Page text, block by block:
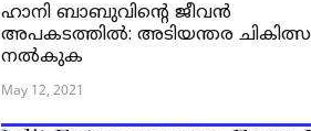
ഹാനി ബാബുവിന്റെ ജീവൻ
അപകടത്തിൽ: അടിയന്തര ചികിത്സ
നൽകുക
May 12, 2021